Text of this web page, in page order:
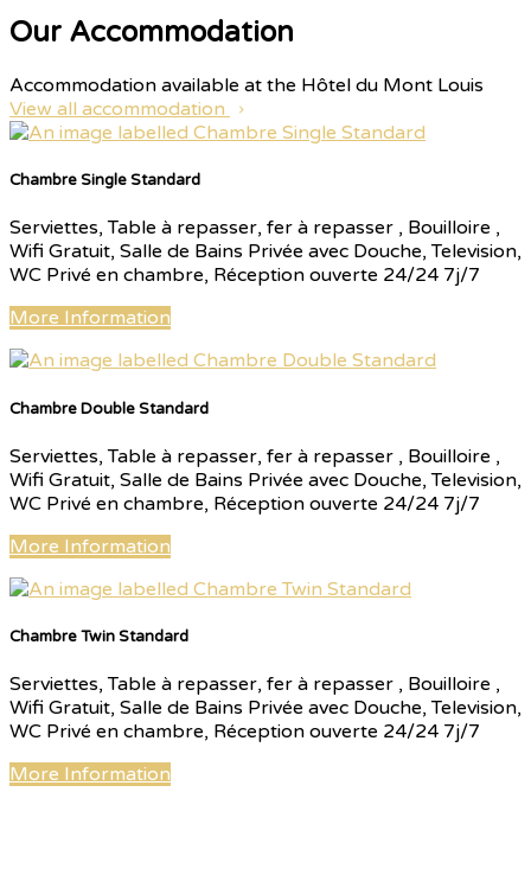
Our Accommodation
Accommodation available at the Hôtel du Mont Louis
View all accommodation
Chambre Single Standard
Serviettes, Table à repasser, fer à repasser , Bouilloire ,
Wifi Gratuit, Salle de Bains Privée avec Douche, Television,
WC Privé en chambre, Réception ouverte 24/24 7j/7
More Information
Chambre Double Standard
Serviettes, Table à repasser, fer à repasser , Bouilloire ,
Wifi Gratuit, Salle de Bains Privée avec Douche, Television,
WC Privé en chambre, Réception ouverte 24/24 7j/7
More Information
Chambre Twin Standard
Serviettes, Table à repasser, fer à repasser , Bouilloire ,
Wifi Gratuit, Salle de Bains Privée avec Douche, Television,
WC Privé en chambre, Réception ouverte 24/24 7j/7
More Information